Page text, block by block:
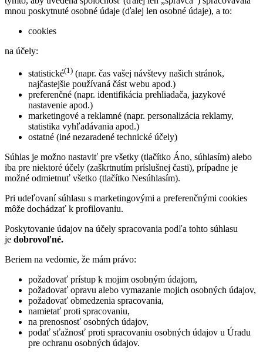
mnou poskytnuté osobné údaje (ďalej len osobné údaje), a to:
cookies
na účely:
statistické(1) (napr. čas vašej návštevy našich stránok,
najčastejšie používaná část webu apod.)
preferenčné (napr. identifikácia prehliadača, jazykové
nastavenie apod.)
marketingové a reklamné (napr. personalizácia reklamy,
statistika vyhľadávania apod.)
ostatné (iné nezaradené technické účely)
Súhlas je možno nastaviť pre všetky (tlačítko Áno, súhlasím) alebo
iba pre niektoré účely (zaškrtnutím príslušnej časti), prípadne je
možné odmietnuť všetko (tlačítko Nesúhlasím).
Pri udeľovaní súhlasu s marketingovými a preferenčnými cookies
môže dochádzať k profilovaniu.
Poskytovanie údajov na účely spracovania podľa tohto súhlasu
je dobrovoľné.
Beriem na vedomie, že mám právo:
požadovať prístup k mojim osobným údajom,
požadovať opravu alebo vymazanie mojich osobných údajov,
požadovať obmedzenia spracovania,
namietať proti spracovaniu,
na prenosnosť osobných údajov,
podať sťažnosť proti spracovaniu osobných údajov u Úradu
pre ochranu osobných údajov.